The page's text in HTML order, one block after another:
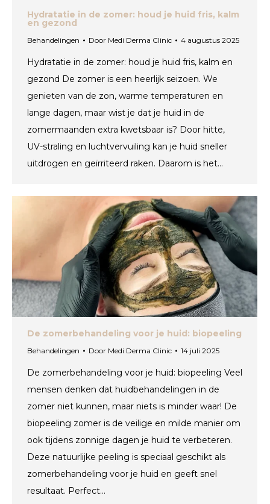
Hydratatie in de zomer: houd je huid fris, kalm
en gezond
Behandelingen Door Medi Derma Clinic 4 augustus 2025
Hydratatie in de zomer: houd je huid fris, kalm en
gezond De zomer is een heerlijk seizoen. We
genieten van de zon, warme temperaturen en
lange dagen, maar wist je dat je huid in de
zomermaanden extra kwetsbaar is? Door hitte,
UV-straling en luchtvervuiling kan je huid sneller
uitdrogen en geïrriteerd raken. Daarom is het…
De zomerbehandeling voor je huid: biopeeling
Behandelingen Door Medi Derma Clinic 14 juli 2025
De zomerbehandeling voor je huid: biopeeling Veel
mensen denken dat huidbehandelingen in de
zomer niet kunnen, maar niets is minder waar! De
biopeeling zomer is de veilige en milde manier om
ook tijdens zonnige dagen je huid te verbeteren.
Deze natuurlijke peeling is speciaal geschikt als
zomerbehandeling voor je huid en geeft snel
resultaat. Perfect…